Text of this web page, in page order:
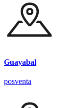
Guayabal
posventa